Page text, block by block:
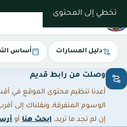
تخطي إلى المحتوى
دليل المسارات أساس
وصلت من رابط قديم
أعدنا تنظيم محتوى الموقع في
الوسوم المتفرقة، ونقلناك إلى
إن لم تجد ما تريد، ابحث هنا أو